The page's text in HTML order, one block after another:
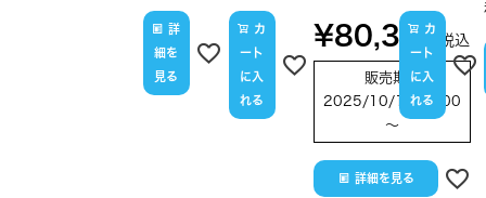
詳
細を
見る
カ
ート
に入
れる
¥80,300 税込
販売期間
2025/10/16 12:00
〜
詳細を見る
カ
ート
に入
れる